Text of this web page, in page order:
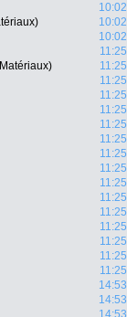
10:02
10:02
10:02
11:25
11:25
11:25
11:25
11:25
11:25
11:25
11:25
11:25
11:25
11:25
11:25
11:25
11:25
11:25
11:25
14:53
14:53
14:53